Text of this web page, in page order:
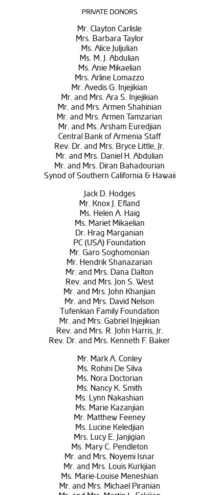
PRIVATE DONORS
Mr. Clayton Carlisle
Mrs. Barbara Taylor
Ms. Alice Juljulian
Ms. M. J. Abdulian
Ms. Anie Mikaelian
Mrs. Arline Lomazzo
Mr. Avedis G. Injejikian
Mr. and Mrs. Ara S. Injejikian
Mr. and Mrs. Armen Shahinian
Mr. and Mrs. Armen Tamzarian
Mr. and Ms. Arsham Euredjian
Central Bank of Armenia Staff
Rev. Dr. and Mrs. Bryce Little, Jr.
Mr. and Mrs. Daniel H. Abdulian
Mr. and Mrs. Diran Bahadourian
Synod of Southern California & Hawaii
Jack D. Hodges
Mr. Knox J. Efland
Ms. Helen A. Haig
Ms. Mariet Mikaelian
Dr. Hrag Marganian
PC (USA) Foundation
Mr. Garo Soghomonian
Mr. Hendrik Shanazarian
Mr. and Mrs. Dana Dalton
Rev. and Mrs. Jon S. West
Mr. and Mrs. John Khanjian
Mr. and Mrs. David Nelson
Tufenkian Family Foundation
Mr. and Mrs. Gabriel Injejikian
Rev. and Mrs. R. John Harris, Jr.
Rev. Dr. and Mrs. Kenneth F. Baker
Mr. Mark A. Conley
Ms. Rohini De Silva
Ms. Nora Doctorian
Ms. Nancy K. Smith
Ms. Lynn Nakashian
Ms. Marie Kazanjian
Mr. Matthew Feeney
Ms. Lucine Keledjian
Mrs. Lucy E. Janjigian
Ms. Mary C. Pendleton
Mr. and Mrs. Noyemi Isnar
Mr. and Mrs. Louis Kurkjian
Ms. Marie-Louise Meneshian
Mr. and Mrs. Michael Piranian